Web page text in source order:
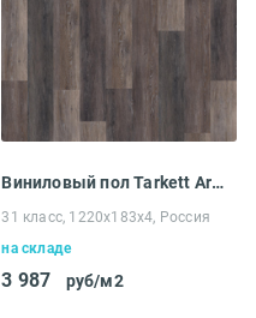
Виниловый пол Tarkett Art Vinyl Deep house Agostino
31 класс, 1220x183x4, Россия
на складе
3 987 руб/м2